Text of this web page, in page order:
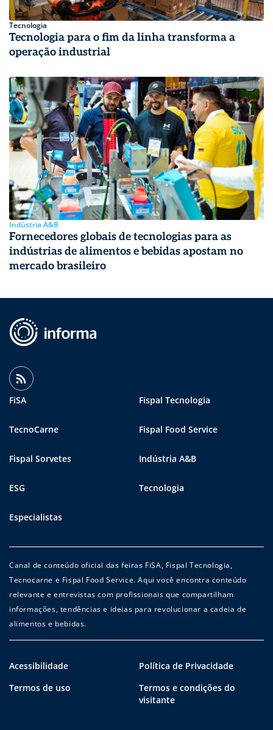
Tecnologia
Tecnologia para o fim da linha transforma a
operação industrial
Indústria A&B
Fornecedores globais de tecnologias para as
indústrias de alimentos e bebidas apostam no
mercado brasileiro
FiSA Fispal Tecnologia
TecnoCarne Fispal Food Service
Fispal Sorvetes Indústria A&B
ESG Tecnologia
Especialistas
Canal de conteúdo oficial das feiras FiSA, Fispal Tecnologia,
Tecnocarne e Fispal Food Service. Aqui você encontra conteúdo
relevante e entrevistas com profissionais que compartilham
informações, tendências e ideias para revolucionar a cadeia de
alimentos e bebidas.
Acessibilidade
Política de Privacidade
Termos de uso
Termos e condições do
visitante